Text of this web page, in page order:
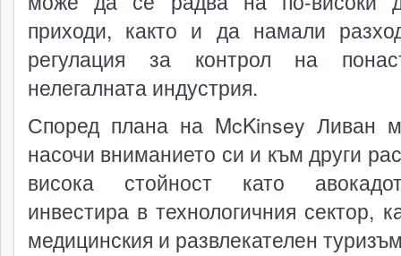
приходи, както и да намали
регулация за контрол на
нелегалната индустрия.
Според плана на McKinsey Ливан
насочи вниманието си и към други
висока стойност като
инвестира в технологичния сектор,
медицинския и развлекателен